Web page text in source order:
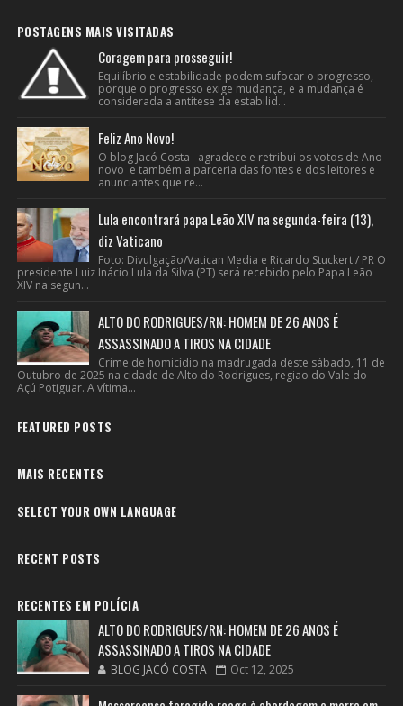
POSTAGENS MAIS VISITADAS
Coragem para prosseguir!
Equilíbrio e estabilidade podem sufocar o progresso,
porque o progresso exige mudança, e a mudança é
considerada a antítese da estabilid...
Feliz Ano Novo!
O blog Jacó Costa agradece e retribui os votos de Ano
novo e também a parceria das fontes e dos leitores e
anunciantes que re...
Lula encontrará papa Leão XIV na segunda-feira (13),
diz Vaticano
Foto: Divulgação/Vatican Media e Ricardo Stuckert / PR O
presidente Luiz Inácio Lula da Silva (PT) será recebido pelo Papa Leão
XIV na segun...
ALTO DO RODRIGUES/RN: HOMEM DE 26 ANOS É
ASSASSINADO A TIROS NA CIDADE
Crime de homicídio na madrugada deste sábado, 11 de
Outubro de 2025 na cidade de Alto do Rodrigues, regiao do Vale do
Açú Potiguar. A vítima...
FEATURED POSTS
MAIS RECENTES
SELECT YOUR OWN LANGUAGE
RECENT POSTS
RECENTES EM POLÍCIA
ALTO DO RODRIGUES/RN: HOMEM DE 26 ANOS É
ASSASSINADO A TIROS NA CIDADE
BLOG JACÓ COSTA Oct 12, 2025